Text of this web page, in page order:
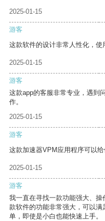
2025-01-15
游客
这款软件的设计非常人性化，使
2025-01-15
游客
这款app的客服非常专业，遇到
作。
2025-01-15
游客
这款加速器VPM应用程序可以
2025-01-15
游客
我一直在寻找一款功能强大、
款软件的功能非常强大，可以
单，即使是小白也能快速上手。